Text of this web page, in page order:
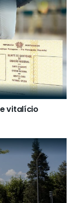
vitalício